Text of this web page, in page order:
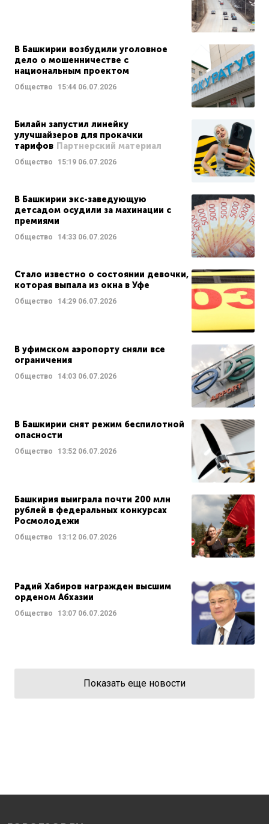
В Башкирии возбудили уголовное
дело о мошенничестве с
национальным проектом
Общество 15:44 06.07.2026
Билайн запустил линейку
улучшайзеров для прокачки
тарифов Партнерский материал
Общество 15:19 06.07.2026
В Башкирии экс-заведующую
детсадом осудили за махинации с
премиями
Общество 14:33 06.07.2026
Стало известно о состоянии девочки,
которая выпала из окна в Уфе
Общество 14:29 06.07.2026
В уфимском аэропорту сняли все
ограничения
Общество 14:03 06.07.2026
В Башкирии снят режим беспилотной
опасности
Общество 13:52 06.07.2026
Башкирия выиграла почти 200 млн
рублей в федеральных конкурсах
Росмолодежи
Общество 13:12 06.07.2026
Радий Хабиров награжден высшим
орденом Абхазии
Общество 13:07 06.07.2026
Показать еще новости